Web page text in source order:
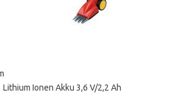
Lithium Ionen Akku 3,6 V/2,2 Ah